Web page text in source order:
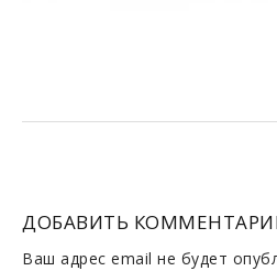
ДОБАВИТЬ
Ваш адрес email не будет